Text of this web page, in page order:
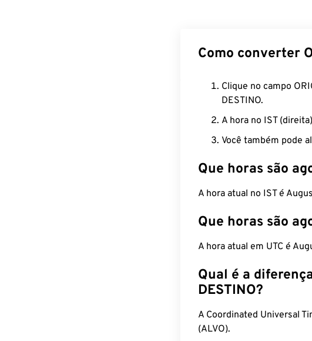
Como converter
Clique no campo
DESTINO.
A hora no IST
Você também pode
Que horas são
A hora atual no IST é
Que horas são
A hora atual em UTC é
Qual é a
DESTINO?
A Coordinated Universal
(ALVO).